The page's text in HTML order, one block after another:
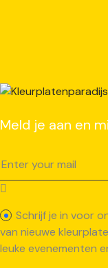
Meld je aan en
Schrijf je in voor
van nieuwe
leuke evenementen